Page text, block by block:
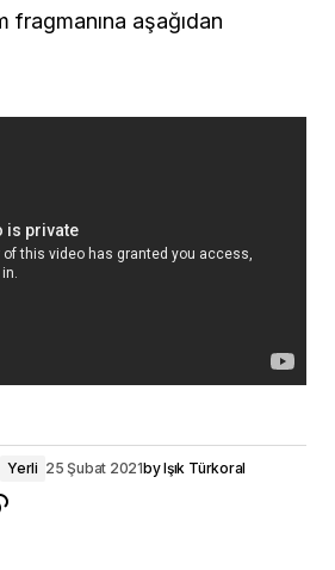
fragmanına aşağıdan
Yerli 25 Şubat 2021byIşık Türkoral